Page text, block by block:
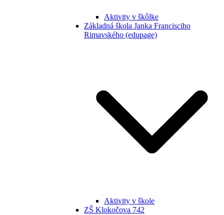
Aktivity v škôlke
Základná škola Janka Francisciho
Rimavského (edupage)
Aktivity v škole
ZŠ Klokočova 742